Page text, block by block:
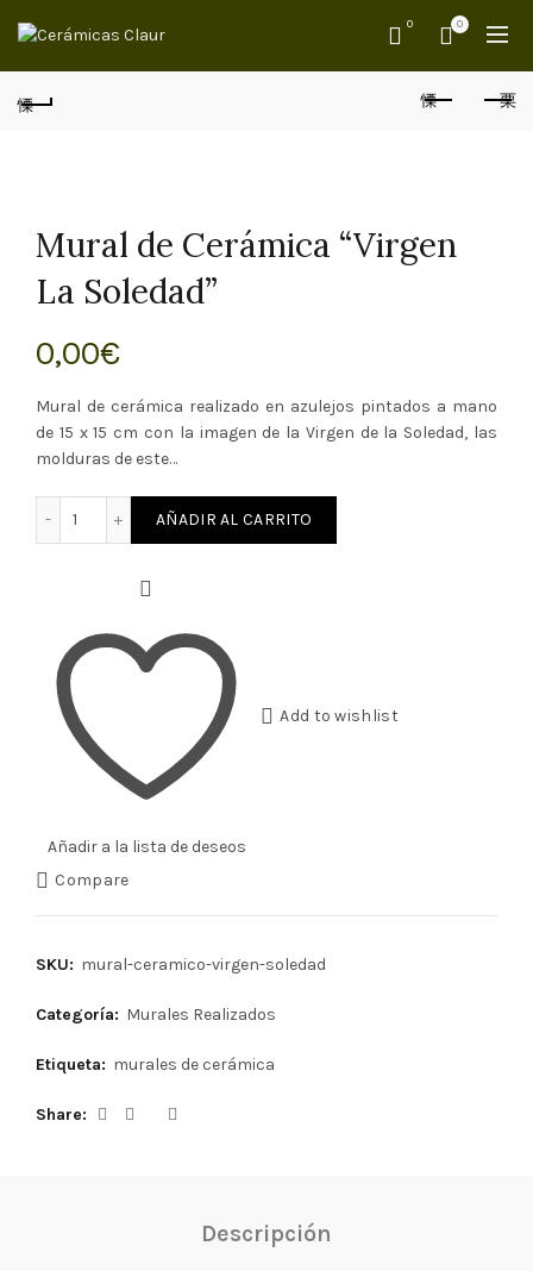
0 0
Mural de Cerámica “Virgen
La Soledad”
0,00€
Mural de cerámica realizado en azulejos pintados a mano
de 15 x 15 cm con la imagen de la Virgen de la Soledad, las
molduras de este…
"Virgen La Soledad" cantidad
AÑADIR AL CARRITO
Añadir a la lista de deseos
Add to wishlist
Compare
SKU: mural-ceramico-virgen-soledad
Categoría: Murales Realizados
Etiqueta: murales de cerámica
Share
Descripción